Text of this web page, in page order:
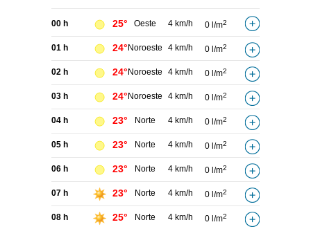
00 h 25° Oeste 4 km/h 0 l/m2
01 h 24° Noroeste 4 km/h 0 l/m2
02 h 24° Noroeste 4 km/h 0 l/m2
03 h 24° Noroeste 4 km/h 0 l/m2
04 h 23° Norte 4 km/h 0 l/m2
05 h 23° Norte 4 km/h 0 l/m2
06 h 23° Norte 4 km/h 0 l/m2
07 h 23° Norte 4 km/h 0 l/m2
08 h 25° Norte 4 km/h 0 l/m2